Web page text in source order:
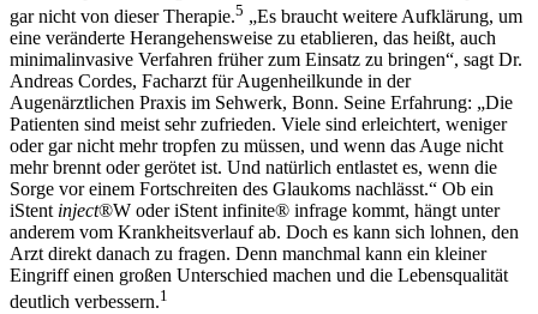
gar nicht von dieser Therapie.5 „Es braucht weitere Aufklärung, um
eine veränderte Herangehensweise zu etablieren, das heißt, auch
minimalinvasive Verfahren früher zum Einsatz zu bringen“, sagt Dr.
Andreas Cordes, Facharzt für Augenheilkunde in der
Augenärztlichen Praxis im Sehwerk, Bonn. Seine Erfahrung: „Die
Patienten sind meist sehr zufrieden. Viele sind erleichtert, weniger
oder gar nicht mehr tropfen zu müssen, und wenn das Auge nicht
mehr brennt oder gerötet ist. Und natürlich entlastet es, wenn die
Sorge vor einem Fortschreiten des Glaukoms nachlässt.“ Ob ein
iStent inject®W oder iStent infinite® infrage kommt, hängt unter
anderem vom Krankheitsverlauf ab. Doch es kann sich lohnen, den
Arzt direkt danach zu fragen. Denn manchmal kann ein kleiner
Eingriff einen großen Unterschied machen und die Lebensqualität
deutlich verbessern.1